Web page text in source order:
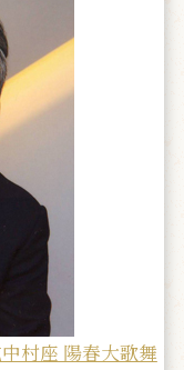
中村座 陽春大歌舞